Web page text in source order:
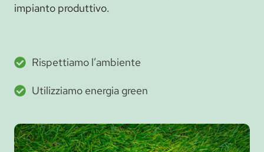
impianto produttivo.
Rispettiamo l’ambiente
Utilizziamo energia green